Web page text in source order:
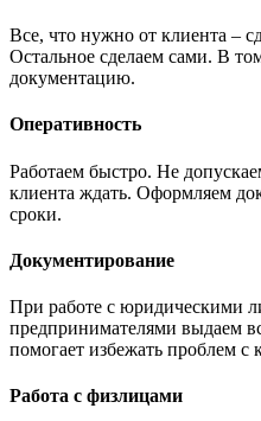
Все, что нужно от клиента –
Остальное сделаем сами. В
документацию.
Оперативность
Работаем быстро. Не
клиента ждать. Оформляем
сроки.
Документирование
При работе с юридическими
предпринимателями выдаем
помогает избежать проблем
Работа с физлицами